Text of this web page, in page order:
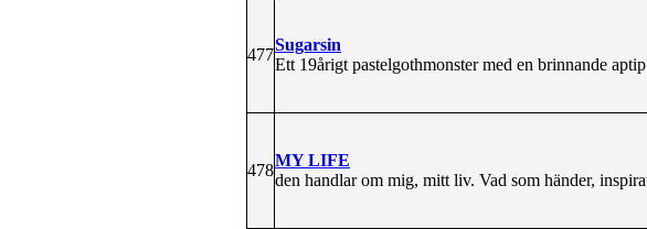
477
Sugarsin
Ett 19årigt pastelgothmonster med en brinnande
478
MY LIFE
den handlar om mig, mitt liv. Vad som händer,